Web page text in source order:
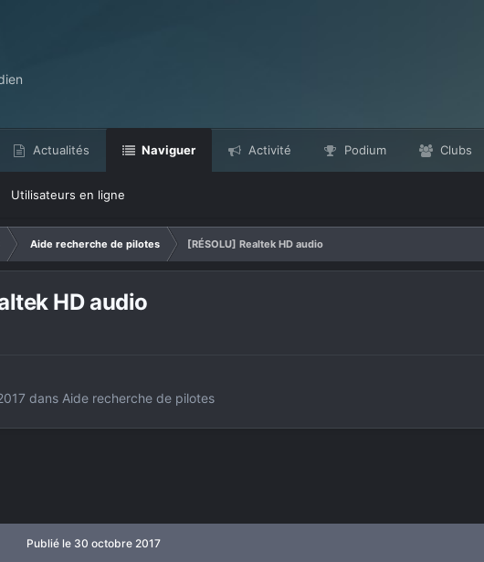
Actualités Naviguer
Utilisateurs en ligne
Activité Podium Clubs
Aide recherche de pilotes
[RÉSOLU] Realtek HD audio
HD audio
dans Aide recherche de pilotes
Publié le 30 octobre 2017